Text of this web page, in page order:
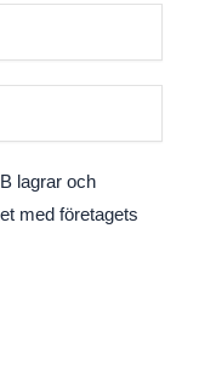
lagrar och
med företagets